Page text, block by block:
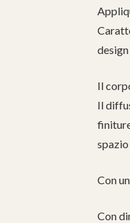
Il
Il
Con
Con